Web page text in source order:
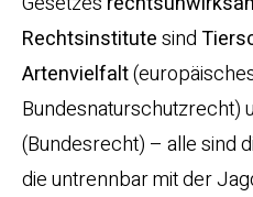
Rechtsinstitutesind
Artenvielfalt
Bundesnaturschutzrecht)
(Bundesrecht) – alle sind
die untrennbar mit der